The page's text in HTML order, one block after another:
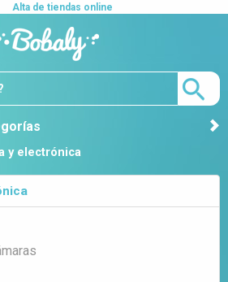
Alta de tiendas online
y electrónica